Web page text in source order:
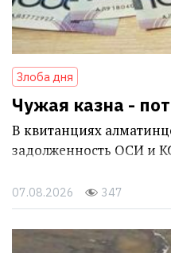
Злоба дня
Чужая казна -
В квитанциях
задолженность ОСИ и
07.08.2026 347